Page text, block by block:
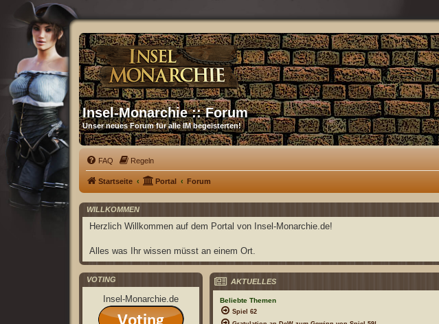
Insel-Monarchie :: Forum
Unser neues Forum für alle IM begeisterten!
FAQ Regeln
Startseite Portal Forum
WILLKOMMEN
Herzlich Willkommen auf dem Portal von Insel-Monarchie.de!
Alles was Ihr wissen müsst an einem Ort.
AKTUELLES
Beliebte Themen
Spiel 62
VOTING
Insel-Monarchie.de